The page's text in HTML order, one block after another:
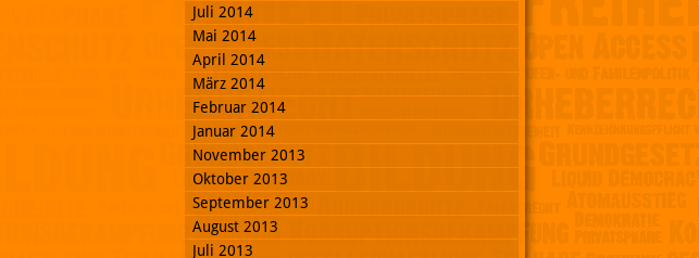
Juli 2014
Mai 2014
April 2014
März 2014
Februar 2014
Januar 2014
November 2013
Oktober 2013
September 2013
August 2013
Juli 2013